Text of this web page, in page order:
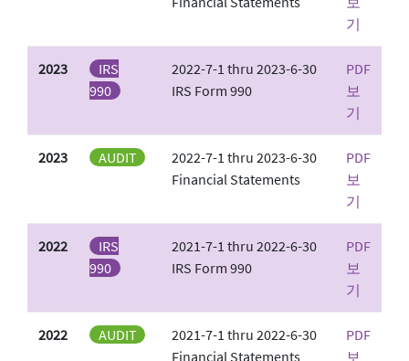
기
2023
IRS
990
2022-7-1 thru 2023-6-30
IRS Form 990
PDF
보
기
2023 AUDIT
2022-7-1 thru 2023-6-30
Financial Statements
PDF
보
기
2022
IRS
990
2021-7-1 thru 2022-6-30
IRS Form 990
PDF
보
기
2022 AUDIT
2021-7-1 thru 2022-6-30
Financial Statements
PDF
보